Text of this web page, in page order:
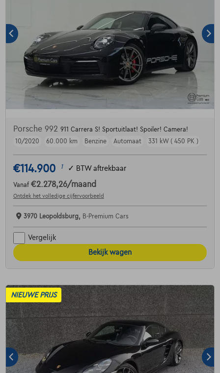
Porsche 992 911 Carrera S! Sportuitlaat! Spoiler! Camera!
10/2020
60.000 km Benzine Automaat 331 kW ( 450 PK )
€114.900 1 ✓ BTW aftrekbaar
Vanaf €2.278,26/maand
Ontdek het volledige cijfervoorbeeld
3970 Leopoldsburg, B-Premium Cars
Vergelijk
Bekijk wagen
NIEUWE PRIJS